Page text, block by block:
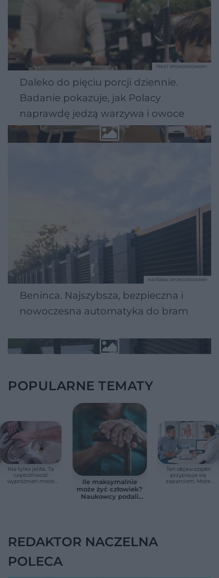
Daleko do pięciu porcji dziennie.
Badanie pokazuje, jak Polacy
naprawdę jedzą warzywa i owoce
TEKST SPONSOROWANY
Beninca. Najszybsza, bezpieczna i
nowoczesna automatyka do bram
MATERIAŁ SPONSOROWANY
POPULARNE TEMATY
Nie tylko jelita. Ta
częstotliwość
wypróżnień może
Ile maksymalnie
może żyć człowiek?
Naukowcy podali
Ten objaw często
przypisuje się
zaparciom. Może
REDAKTOR NACZELNA
POLECA